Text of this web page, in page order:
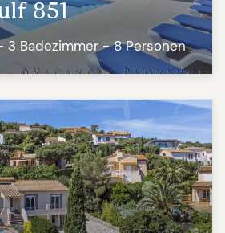
851
3 Badezimmer - 8 Personen